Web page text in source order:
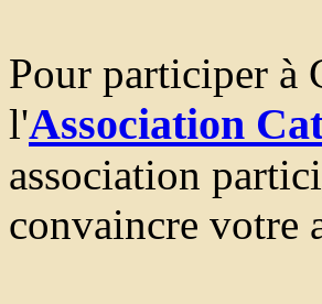
Pour participer à
l'Association
association
convaincre votre